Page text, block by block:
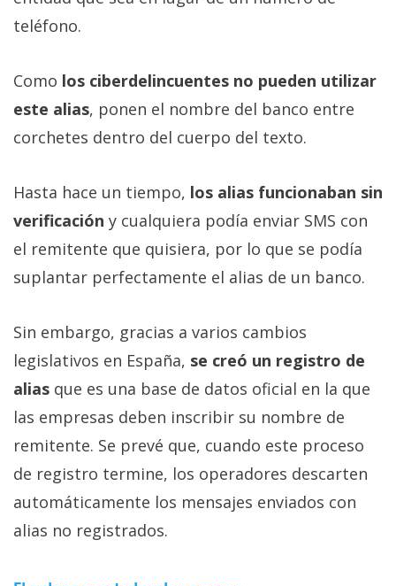
teléfono.
Como los ciberdelincuentes no pueden utilizar
este alias, ponen el nombre del banco entre
corchetes dentro del cuerpo del texto.
Hasta hace un tiempo, los alias funcionaban sin
verificación y cualquiera podía enviar SMS con
el remitente que quisiera, por lo que se podía
suplantar perfectamente el alias de un banco.
Sin embargo, gracias a varios cambios
legislativos en España, se creó un registro de
alias que es una base de datos oficial en la que
las empresas deben inscribir su nombre de
remitente. Se prevé que, cuando este proceso
de registro termine, los operadores descarten
automáticamente los mensajes enviados con
alias no registrados.